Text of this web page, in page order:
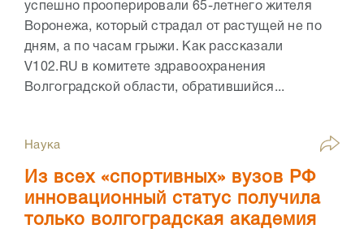
успешно прооперировали 65-летнего жителя
Воронежа, который страдал от растущей не по
дням, а по часам грыжи. Как рассказали
V102.RU в комитете здравоохранения
Волгоградской области, обратившийся...
Наука
Из всех «спортивных» вузов РФ
инновационный статус получила
только волгоградская академия